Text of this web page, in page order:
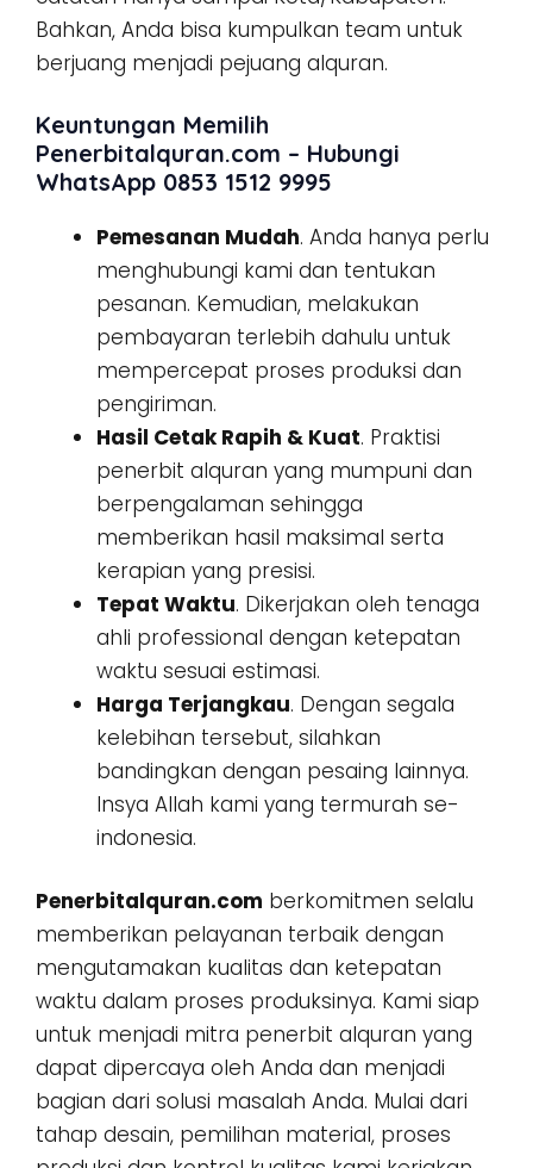
Bahkan, Anda bisa kumpulkan team untuk
berjuang menjadi pejuang alquran.
Keuntungan Memilih
Penerbitalquran.com – Hubungi
WhatsApp 0853 1512 9995
Pemesanan Mudah. Anda hanya perlu
menghubungi kami dan tentukan
pesanan. Kemudian, melakukan
pembayaran terlebih dahulu untuk
mempercepat proses produksi dan
pengiriman.
Hasil Cetak Rapih & Kuat. Praktisi
penerbit alquran yang mumpuni dan
berpengalaman sehingga
memberikan hasil maksimal serta
kerapian yang presisi.
Tepat Waktu. Dikerjakan oleh tenaga
ahli professional dengan ketepatan
waktu sesuai estimasi.
Harga Terjangkau. Dengan segala
kelebihan tersebut, silahkan
bandingkan dengan pesaing lainnya.
Insya Allah kami yang termurah se-
indonesia.
Penerbitalquran.com berkomitmen selalu
memberikan pelayanan terbaik dengan
mengutamakan kualitas dan ketepatan
waktu dalam proses produksinya. Kami siap
untuk menjadi mitra penerbit alquran yang
dapat dipercaya oleh Anda dan menjadi
bagian dari solusi masalah Anda. Mulai dari
tahap desain, pemilihan material, proses